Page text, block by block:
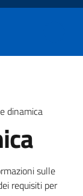
dinamica
sulle
requisiti per